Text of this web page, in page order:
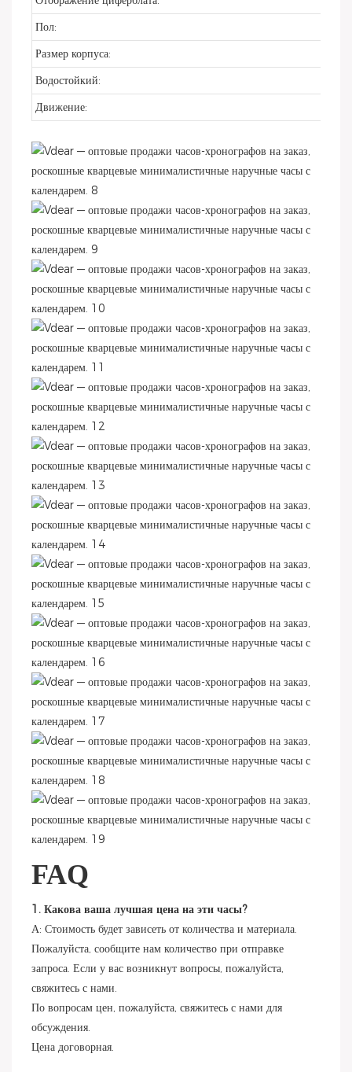
Пол:
Размер корпуса:
Водостойкий:
Движение:
FAQ
1. Какова ваша лучшая цена на эти часы?
А: Стоимость будет зависеть от количества и материала.
Пожалуйста, сообщите нам количество при отправке
запроса. Если у вас возникнут вопросы, пожалуйста,
свяжитесь с нами.
По вопросам цен, пожалуйста, свяжитесь с нами для
обсуждения.
Цена договорная.